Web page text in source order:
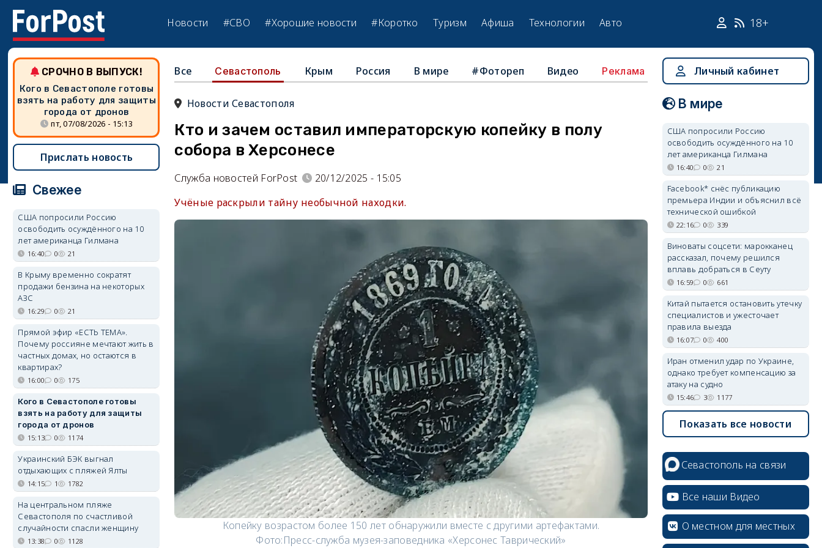
Новости #СВО #Хорошие новости #Коротко Туризм Афиша Технологии Авто 18+
Все Севастополь Крым Россия В мире #Фотореп Видео Реклама
Новости Севастополя
Кто и зачем оставил императорскую копейку в полу
собора в Херсонесе
Служба новостей ForPost
20/12/2025 - 15:05
Учёные раскрыли тайну необычной находки.
Копейку возрастом более 150 лет обнаружили вместе с другими артефактами.
Фото:Пресс-служба музея-заповедника «Херсонес Таврический»
СРОЧНО В ВЫПУСК!
Кого в Севастополе готовы
взять на работу для защиты
города от дронов
пт, 07/08/2026 - 15:13
Прислать новость
Свежее
США попросили Россию
освободить осуждённого на 10
лет американца Гилмана
16:40 0 21
В Крыму временно сократят
продажи бензина на некоторых
АЗС
16:29 0 21
Прямой эфир «ЕСТЬ ТЕМА».
Почему россияне мечтают жить в
частных домах, но остаются в
квартирах?
16:00 0 175
Кого в Севастополе готовы
взять на работу для защиты
города от дронов
15:13 0 1174
Украинский БЭК выгнал
отдыхающих с пляжей Ялты
14:15 1 1782
На центральном пляже
Севастополя по счастливой
случайности спасли женщину
13:38 0 1128
Личный кабинет
В мире
США попросили Россию
освободить осуждённого на 10
лет американца Гилмана
16:40 0 21
Facebook* снёс публикацию
премьера Индии и объяснил всё
технической ошибкой
22:16 0 339
Виноваты соцсети: марокканец
рассказал, почему решился
вплавь добраться в Сеуту
16:59 0 661
Китай пытается остановить утечку
специалистов и ужесточает
правила выезда
16:07 0 400
Иран отменил удар по Украине,
однако требует компенсацию за
атаку на судно
15:46 3 1177
Показать все новости
Севастополь на связи
Все наши Видео
О местном для местных